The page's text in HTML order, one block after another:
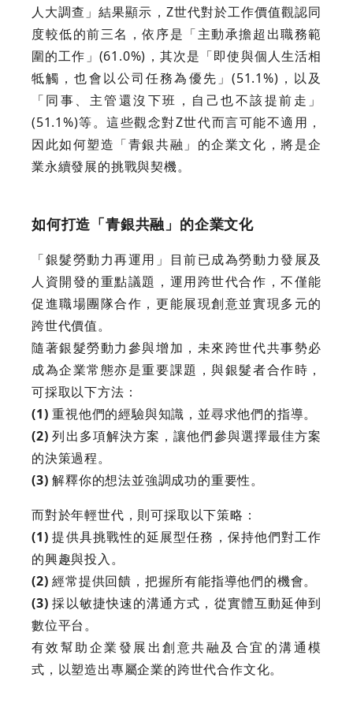
人大調查」結果顯示，Z世代對於工作價值觀認同
度較低的前三名，依序是「主動承擔超出職務範
圍的工作」(61.0%)，其次是「即使與個人生活相
牴觸，也會以公司任務為優先」(51.1%)，以及
「同事、主管還沒下班，自己也不該提前走」
(51.1%)等。這些觀念對Z世代而言可能不適用，
因此如何塑造「青銀共融」的企業文化，將是企
業永續發展的挑戰與契機。
如何打造「青銀共融」的企業文化
「銀髮勞動力再運用」目前已成為勞動力發展及
人資開發的重點議題，運用跨世代合作，不僅能
促進職場團隊合作，更能展現創意並實現多元的
跨世代價值。
隨著銀髮勞動力參與增加，未來跨世代共事勢必
成為企業常態亦是重要課題，與銀髮者合作時，
可採取以下方法：
(1)重視他們的經驗與知識，並尋求他們的指導。
(2) 列出多項解決方案，讓他們參與選擇最佳方案
的決策過程。
(3) 解釋你的想法並強調成功的重要性。
而對於年輕世代，則可採取以下策略：
(1) 提供具挑戰性的延展型任務，保持他們對工作
的興趣與投入。
(2) 經常提供回饋，把握所有能指導他們的機會。
(3) 採以敏捷快速的溝通方式，從實體互動延伸到
數位平台。
有效幫助企業發展出創意共融及合宜的溝通模
式，以塑造出專屬企業的跨世代合作文化。